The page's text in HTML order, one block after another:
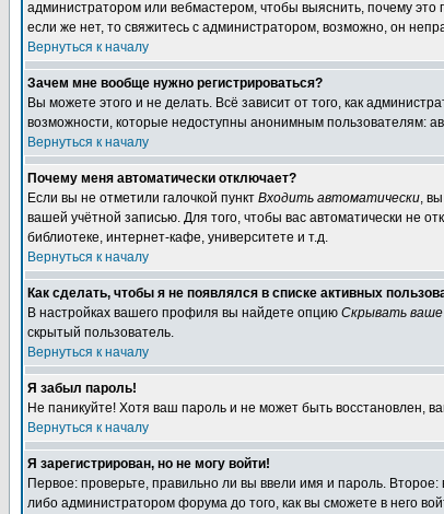
администратором или вебмастером, чтобы выяснить, почему
если же нет, то свяжитесь с администратором, возможно, он
Вернуться к началу
Зачем мне вообще нужно регистрироваться?
Вы можете этого и не делать. Всё зависит от того, как
возможности, которые недоступны анонимным пользователям:
Вернуться к началу
Почему меня автоматически отключает?
Если вы не отметили галочкой пункт Входить автоматически,
вашей учётной записью. Для того, чтобы вас автоматически не
библиотеке, интернет-кафе, университете и т.д.
Вернуться к началу
Как сделать, чтобы я не появлялся в списке активных
В настройках вашего профиля вы найдете опцию Скрывать
скрытый пользователь.
Вернуться к началу
Я забыл пароль!
Не паникуйте! Хотя ваш пароль и не может быть восстановлен,
Вернуться к началу
Я зарегистрирован, но не могу войти!
Первое: проверьте, правильно ли вы ввели имя и пароль.
либо администратором форума до того, как вы сможете в него